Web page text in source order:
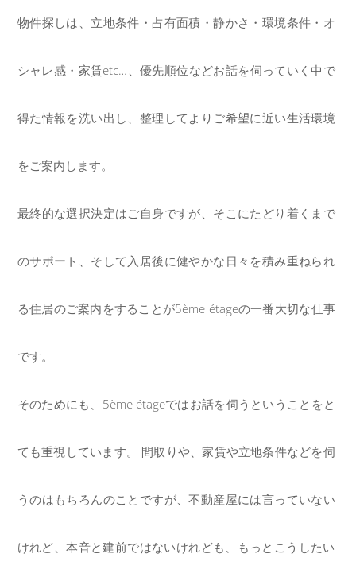
物件探しは、立地条件・占有面積・静かさ・環境条件・オ
シャレ感・家賃etc…、優先順位などお話を伺っていく中で
得た情報を洗い出し、整理してよりご希望に近い生活環境
をご案内します。
最終的な選択決定はご自身ですが、そこにたどり着くまで
のサポート、そして入居後に健やかな日々を積み重ねられ
る住居のご案内をすることが5ème étageの一番大切な仕事
です。
そのためにも、5ème étageではお話を伺うということをと
ても重視しています。 間取りや、家賃や立地条件などを伺
うのはもちろんのことですが、不動産屋には言っていない
けれど、本音と建前ではないけれども、もっとこうしたい